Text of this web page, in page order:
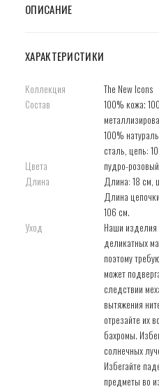
ОПИСАНИЕ
ХАРАКТЕРИСТИКИ
Коллекция
The New Icons
Состав
100% кожа;
100%
сталь, цепь:
Цвета
пудро-
Длина
Длина: 18 см,
Длина
106 см.
Уход
Наши изделия
деликатных
поэтому
может
следствии
вытяжения
отрезайте их
бахромы.
солнечных
Избегайте
предметы во